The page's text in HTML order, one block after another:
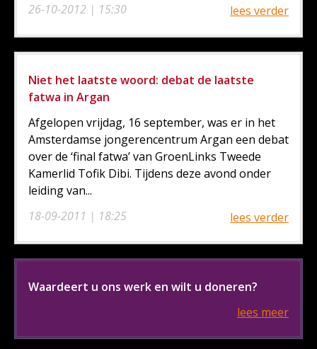
26-10-2012 | 15:30
lees verder
Niet het laatste woord: debat de laatste
fatwa in Argan
18-09-2011 | 18:25
Afgelopen vrijdag, 16 september, was er in het
Amsterdamse jongerencentrum Argan een debat
over de ‘final fatwa’ van GroenLinks Tweede
Kamerlid Tofik Dibi. Tijdens deze avond onder
leiding van...
lees verder
Waardeert u ons werk en wilt u doneren?
lees meer